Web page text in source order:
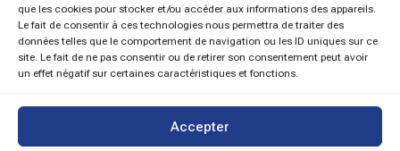
que les cookies pour stocker et/ou accéder aux informations des appareils.
Le fait de consentir à ces technologies nous permettra de traiter des
données telles que le comportement de navigation ou les ID uniques sur ce
site. Le fait de ne pas consentir ou de retirer son consentement peut avoir
un effet négatif sur certaines caractéristiques et fonctions.
Accepter